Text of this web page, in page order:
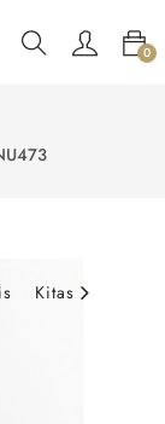
0
Kitas